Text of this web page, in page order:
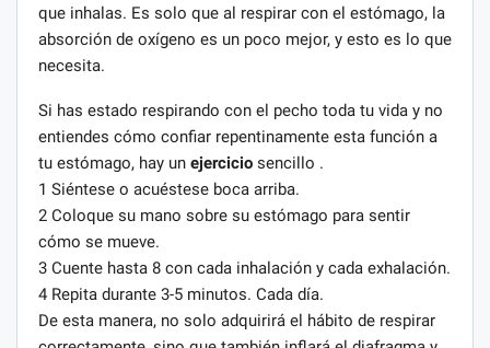
que inhalas. Es solo que al respirar con el estómago, la
absorción de oxígeno es un poco mejor, y esto es lo que
necesita.
Si has estado respirando con el pecho toda tu vida y no
entiendes cómo confiar repentinamente esta función a
tu estómago, hay un ejercicio sencillo .
1 Siéntese o acuéstese boca arriba.
2 Coloque su mano sobre su estómago para sentir
cómo se mueve.
3 Cuente hasta 8 con cada inhalación y cada exhalación.
4 Repita durante 3-5 minutos. Cada día.
De esta manera, no solo adquirirá el hábito de respirar